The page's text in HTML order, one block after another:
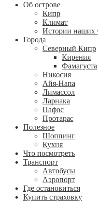
Об острове
Кипр
Климат
Истории наших
Города
Северный Кипр
Кирения
Фамагуста
Никосия
Айя-Напа
Лимассол
Ларнака
Пафос
Протарас
Полезное
Шоппинг
Кухня
Что посмотреть
Транспорт
Автобусы
Аэропорт
Где остановиться
Купить страховку